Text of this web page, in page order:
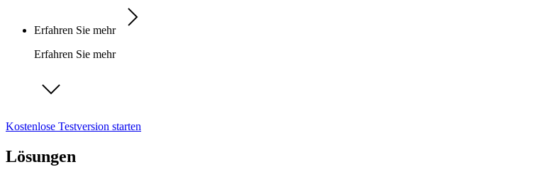
Erfahren Sie mehr
Erfahren Sie mehr
Kostenlose Testversion starten
Lösungen